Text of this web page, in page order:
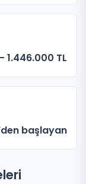
1.446.000 TL
başlayan